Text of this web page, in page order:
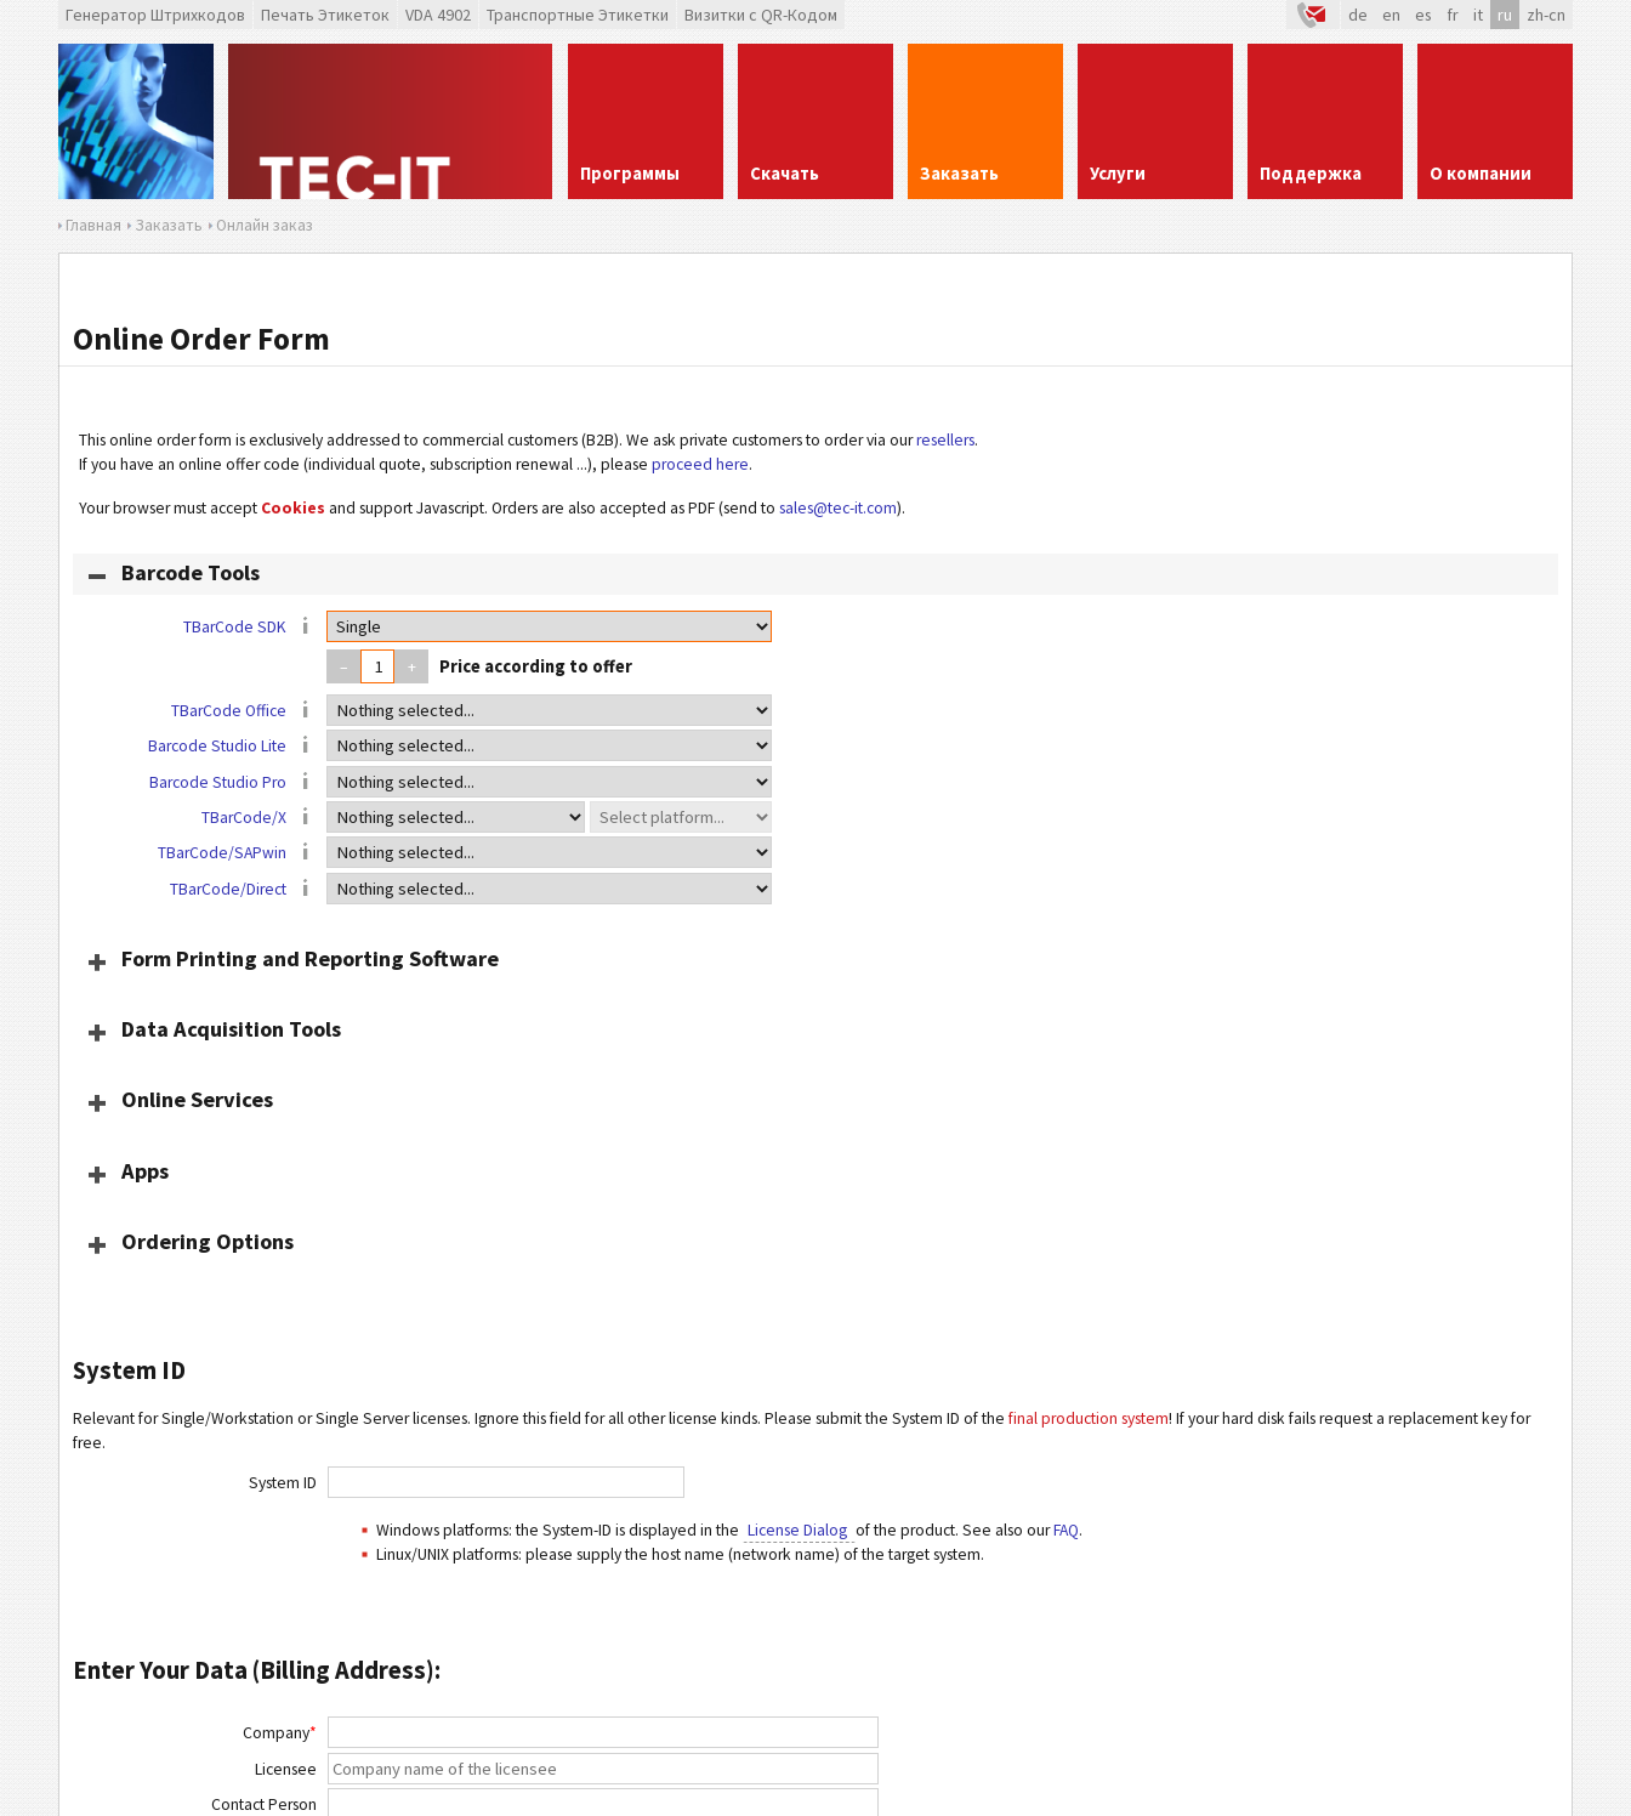
Генератор Штрихкодов Печать Этикеток VDA 4902 Транспортные Этикетки Визитки с QR-Кодом de en es fr it ru zh-cn
Программы Скачать Заказать Услуги Поддержка О компании
Главная Заказать Онлайн заказ
Online Order Form
This online order form is exclusively addressed to commercial customers (B2B). We ask private customers to order via ourresellers.
If you have an online offer code (individual quote, subscription renewal ...), please proceed here.
Your browser must accept Cookies and support Javascript. Orders are also accepted as PDF (send to sales@tec-it.com).
Barcode Tools
TBarCode SDK
–
+
TBarCode Office
Barcode Studio Lite
Barcode Studio Pro
TBarCode/X
TBarCode/SAPwin
TBarCode/Direct
Form Printing and Reporting Software
Data Acquisition Tools
Online Services
Apps
Ordering Options
System ID
Relevant for Single/Workstation or Single Server licenses. Ignore this field for all other license kinds. Please submit the System ID of the final production system! If your hard disk fails request a replacement key for
free.
System ID
Windows platforms: the System-ID is displayed in the License Dialog of the product. See also ourFAQ.
Linux/UNIX platforms: please supply the host name (network name) of the target system.
Enter Your Data (Billing Address):
Company*
Licensee
Contact Person